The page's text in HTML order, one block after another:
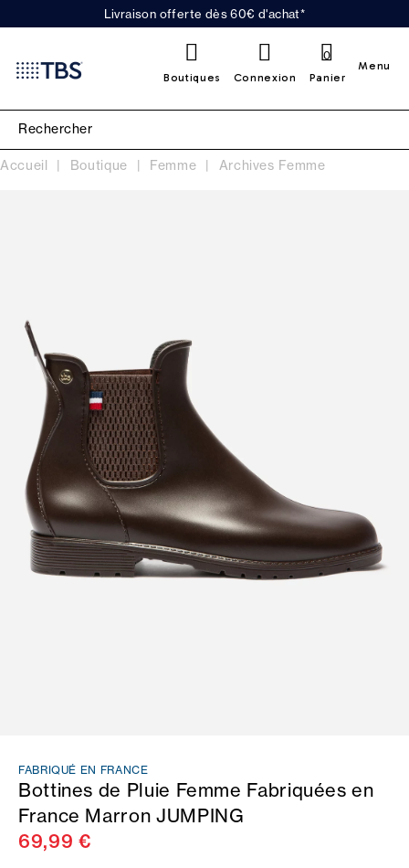
Livraison offerte dès 60€ d'achat*
Boutiques Connexion Panier
0
Menu
Accueil Boutique Femme Archives Femme
FABRIQUÉ EN FRANCE
Bottines de Pluie Femme Fabriquées en
France Marron JUMPING
69,99 €